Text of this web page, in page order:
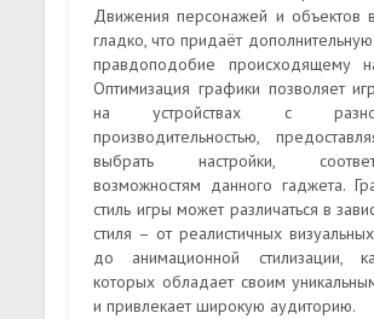
Движения персонажей и объектов
гладко, что придаёт
правдоподобие происходящему
Оптимизация графики позволяет
на устройствах с
производительностью,
выбрать настройки,
возможностям данного гаджета.
стиль игры может различаться в
стиля – от реалистичных
до анимационной стилизации,
которых обладает своим
и привлекает широкую аудиторию.